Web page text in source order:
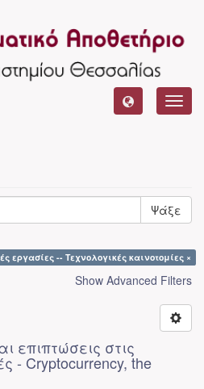
Ψάξε
εργασίες -- Τεχνολογικές καινοτομίες ×
Show Advanced Filters
επιπτώσεις στις
- Cryptocurrency, the